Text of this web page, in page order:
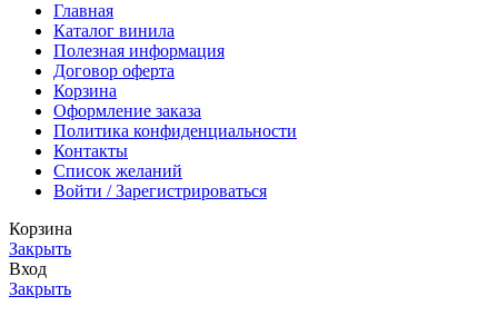
Главная
Каталог винила
Полезная информация
Договор оферта
Корзина
Оформление заказа
Политика конфиденциальности
Контакты
Список желаний
Войти / Зарегистрироваться
Корзина
Закрыть
Вход
Закрыть